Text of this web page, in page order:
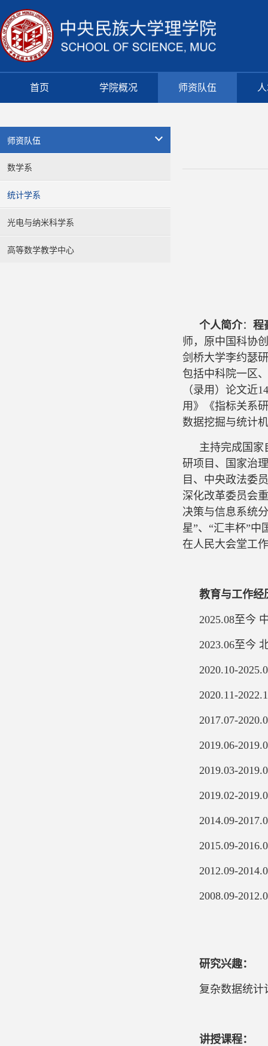
首页 学院概况 师资队伍
师资队伍
数学系
统计学系
光电与纳米科学系
高等数学教学中心
个人简介： 程
师，原中国科协
剑桥大学李约瑟
包括中科院一区
（录用）论文近
用》《指标关系
数据挖掘与统计
主持完成国家
研项目、国家治
目、中央政法委
深化改革委员会
决策与信息系统
星”、“汇丰杯”
在人民大会堂工
教育与工作经
2025.08至今
2023.06至今
2020.10-
2020.11-
2017.07-
2019.06-
2019.03-
2019.02-
2014.09-
2015.09-
2012.09-
2008.09-
研究兴趣：
复杂数据统计
讲授课程：